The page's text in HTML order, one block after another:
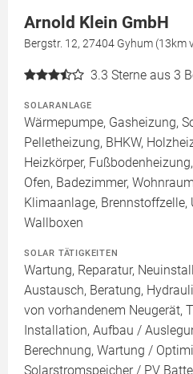
Arnold Klein GmbH
Bergstr. 12, 27404 Gyhum (13km
3.3 Sterne aus 3
SOLARANLAGE
Wärmepumpe, Gasheizung,
Pelletheizung, BHKW,
Heizkörper,
Ofen, Badezimmer,
Klimaanlage, Brennstoffzelle,
Wallboxen
SOLAR TÄTIGKEITEN
Wartung, Reparatur,
Austausch, Beratung,
von vorhandenem Neugerät,
Installation, Aufbau /
Berechnung, Wartung /
Solarstromspeicher / PV